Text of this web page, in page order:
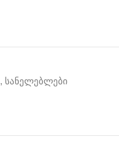
, სანელებლები